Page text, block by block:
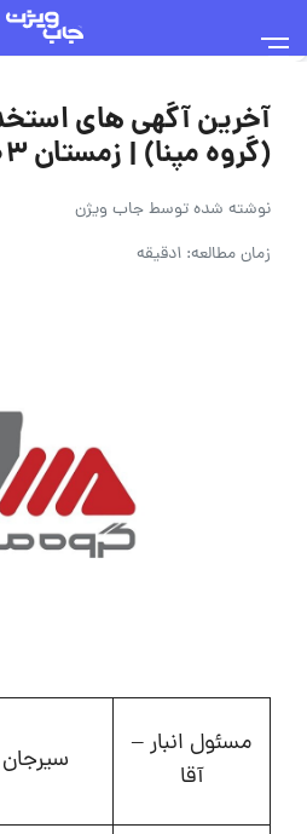
آخرین آگهی های
(گروه مپنا) | زمستان ۱۴۰۳
نوشته شده توسطجاب ویژن
زمان مطالعه: 1دقیقه
مسئول انبار –
آقا
سیرجان